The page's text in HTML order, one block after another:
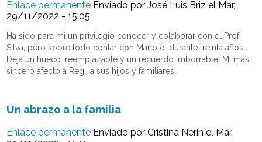
Enlace permanente Enviado porJosé Luis Briz el Mar,
29/11/2022 - 15:05
Ha sido para mi un privilegio conocer y colaborar con el Prof.
Silva, pero sobre todo contar con Manolo, durante treinta años.
Deja un hueco ireemplazable y un recuerdo imborrable. Mi más
sincero afecto a Regi, a sus hijos y familiares.
Un abrazo a la familia
Enlace permanente Enviado porCristina Nerin el Mar,